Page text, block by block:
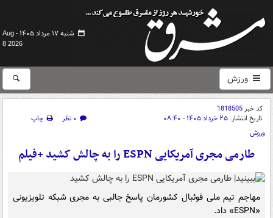
شنبه ۱۷ مرداد ۱۴۰۵ -
Aug
8 2026
ورزش
کد خبر1818505
تاریخ انتشار: ۲۵ خرداد ۱۴۰۵ - ۰۸:۴۰ ۰ نظر
چاپ
ورزش
طارمی مجری آمریکایی ESPN را به چالش کشید +فیلم
مهاجم تیم ملی فوئبال کشورمان پاسخ جالبی به مجری شبکه تلویزیونی
«ESPN» داد.